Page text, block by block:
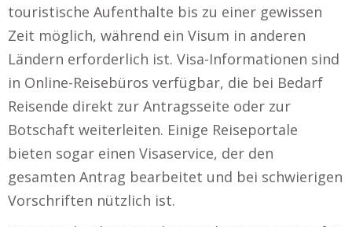
touristische Aufenthalte bis zu einer gewissen
Zeit möglich, während ein Visum in anderen
Ländern erforderlich ist. Visa-Informationen sind
in Online-Reisebüros verfügbar, die bei Bedarf
Reisende direkt zur Antragsseite oder zur
Botschaft weiterleiten. Einige Reiseportale
bieten sogar einen Visaservice, der den
gesamten Antrag bearbeitet und bei schwierigen
Vorschriften nützlich ist.